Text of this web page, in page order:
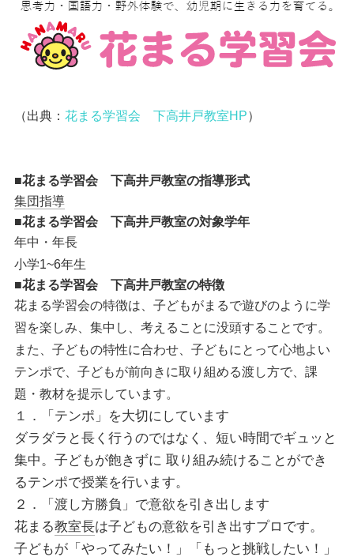
（出典： 花まる学習会 下高井戸教室HP）
■花まる学習会 下高井戸教室の指導形式
集団指導
■花まる学習会 下高井戸教室の対象学年
年中・年長
小学1~6年生
■花まる学習会 下高井戸教室の特徴
花まる学習会の特徴は、子どもがまるで遊びのように学
習を楽しみ、集中し、考えることに没頭することです。
また、子どもの特性に合わせ、子どもにとって心地よい
テンポで、子どもが前向きに取り組める渡し方で、課
題・教材を提示しています。
１．「テンポ」を大切にしています
ダラダラと長く行うのではなく、短い時間でギュッと
集中。子どもが飽きずに 取り組み続けることができ
るテンポで授業を行います。
２．「渡し方勝負」で意欲を引き出します
花まる教室長は子どもの意欲を引き出すプロです。
子どもが「やってみたい！」「もっと挑戦したい！」